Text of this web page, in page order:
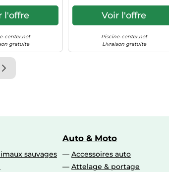
l'offre
center.net
gratuite
Voir l'offre
Piscine-center.net
Livraison gratuite
sauvages
Auto & Moto
Accessoires auto
Attelage & portage